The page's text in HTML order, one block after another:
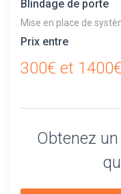
Blindage de porte
Mise en place de
Prix entre
300€ et 1400€
Obtenez